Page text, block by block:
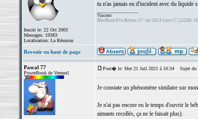
Inscrit le: 22 Oct 2003
Messages: 19383
Localisation: La Réunion
tu n'as jamais eu d'incident avec du liquide
Vincent
MacBook Pro Retina 15" mi-2014 Core i7 2,5GHz
Revenir en haut de page
Pascal 77
PowerBook de Vermeil
Post� le: Mer 21 Juil 2021 à 10:34 Sujet du
Je constate un phénomène similaire sur
Je n'ai pas encore eu le temps d'ouvrir le
aimants recollés, ça ne le faisait plus).